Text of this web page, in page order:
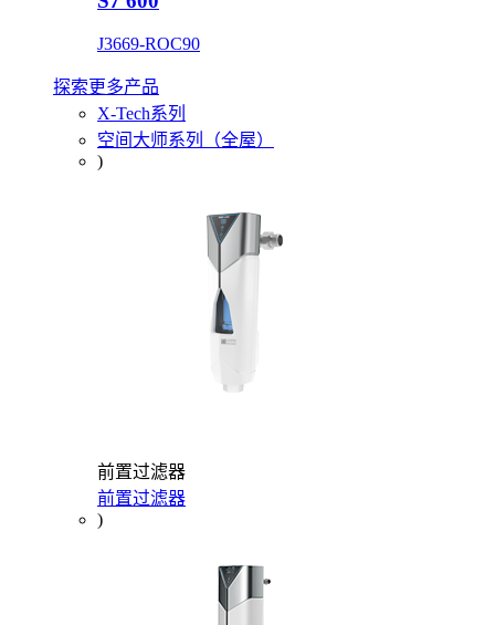
J3669-ROC90
探索更多产品
X-Tech系列
空间大师系列（全屋）
)
前置过滤器
前置过滤器
)